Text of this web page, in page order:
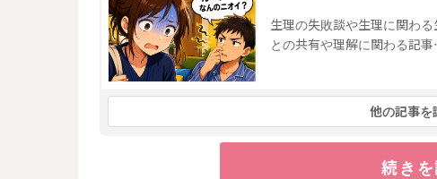
生理の失敗談や生理に関わ
との共有や理解に関わる記
他の記事を
続きを